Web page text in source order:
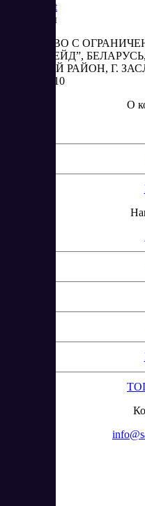
Market
Реквизиты
ОБЩЕСТВО С
“АБЕСТРЕЙД”,
МИНСКИЙ РАЙОН, Г.
2, КОМ. 310
О